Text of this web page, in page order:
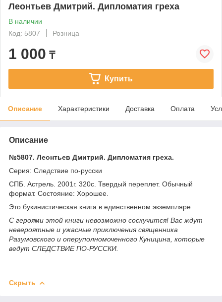
Леонтьев Дмитрий. Дипломатия греха
В наличии
Код: 5807
Розница
1 000 ₸
Купить
Описание Характеристики Доставка Оплата
Описание
№5807. Леонтьев Дмитрий. Дипломатия греха.
Серия: Следствие по-русски
СПБ. Астрель. 2001г. 320с. Твердый переплет. Обычный
формат. Состояние: Хорошее.
Это букинистическая книга в единственном экземпляре
С героями этой книги невозможно соскучится! Вас ждут
невероятные и ужасные приключения священника
Разумовского и оперуполномоченного Куницина, которые
ведут СЛЕДСТВИЕ ПО-РУССКИ.
Скрыть